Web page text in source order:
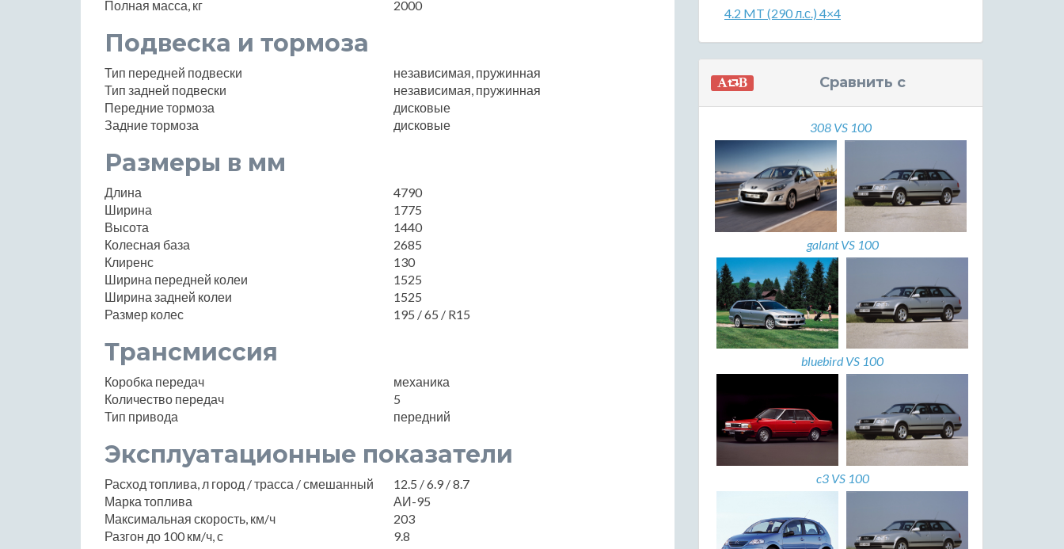
Полная масса, кг
2000
Подвеска и тормоза
Тип передней подвески
независимая, пружинная
Тип задней подвески
независимая, пружинная
Передние тормоза
дисковые
Задние тормоза
дисковые
Размеры в мм
Длина
4790
Ширина
1775
Высота
1440
Колесная база
2685
Клиренс
130
Ширина передней колеи
1525
Ширина задней колеи
1525
Размер колес
195 / 65 / R15
Трансмиссия
Коробка передач
механика
Количество передач
5
Тип привода
передний
Эксплуатационные показатели
Расход топлива, л город / трасса / смешанный
12.5 / 6.9 / 8.7
Марка топлива
АИ-95
Максимальная скорость, км/ч
203
Разгон до 100 км/ч, с
9.8
4.2 MT (290 л.с.) 4×4
Сравнить с
308 VS 100
galant VS 100
bluebird VS 100
c3 VS 100